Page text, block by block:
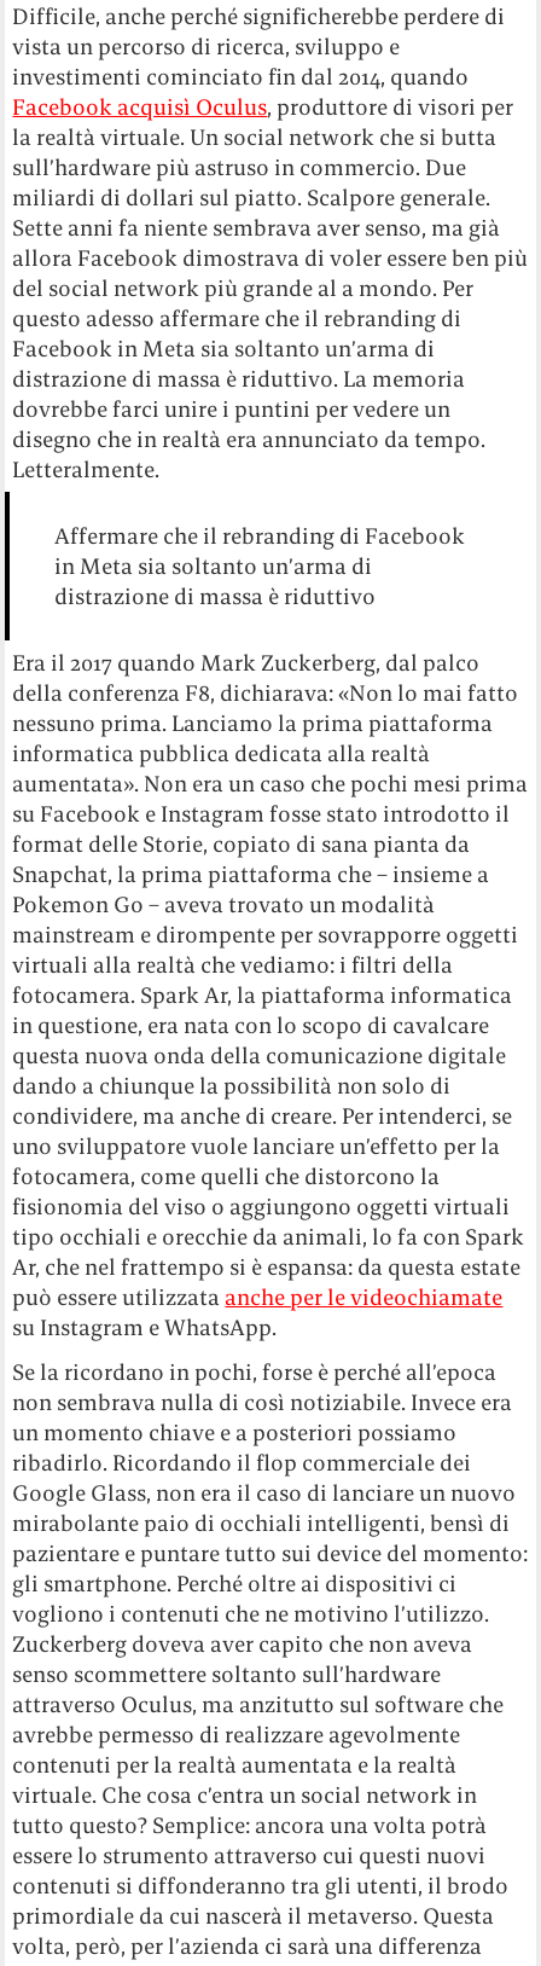
Difficile, anche perché significherebbe perdere di
vista un percorso di ricerca, sviluppo e
investimenti cominciato fin dal 2014, quando
Facebook acquisì Oculus, produttore di visori per
la realtà virtuale. Un social network che si butta
sull’hardware più astruso in commercio. Due
miliardi di dollari sul piatto. Scalpore generale.
Sette anni fa niente sembrava aver senso, ma già
allora Facebook dimostrava di voler essere ben più
del social network più grande al a mondo. Per
questo adesso affermare che il rebranding di
Facebook in Meta sia soltanto un’arma di
distrazione di massa è riduttivo. La memoria
dovrebbe farci unire i puntini per vedere un
disegno che in realtà era annunciato da tempo.
Letteralmente.
Affermare che il rebranding di Facebook
in Meta sia soltanto un’arma di
distrazione di massa è riduttivo
Era il 2017 quando Mark Zuckerberg, dal palco
della conferenza F8, dichiarava: «Non lo mai fatto
nessuno prima. Lanciamo la prima piattaforma
informatica pubblica dedicata alla realtà
aumentata». Non era un caso che pochi mesi prima
su Facebook e Instagram fosse stato introdotto il
format delle Storie, copiato di sana pianta da
Snapchat, la prima piattaforma che – insieme a
Pokemon Go – aveva trovato un modalità
mainstream e dirompente per sovrapporre oggetti
virtuali alla realtà che vediamo: i filtri della
fotocamera. Spark Ar, la piattaforma informatica
in questione, era nata con lo scopo di cavalcare
questa nuova onda della comunicazione digitale
dando a chiunque la possibilità non solo di
condividere, ma anche di creare. Per intenderci, se
uno sviluppatore vuole lanciare un’effetto per la
fotocamera, come quelli che distorcono la
fisionomia del viso o aggiungono oggetti virtuali
tipo occhiali e orecchie da animali, lo fa con Spark
Ar, che nel frattempo si è espansa: da questa estate
può essere utilizzata anche per le videochiamate
su Instagram e WhatsApp.
Se la ricordano in pochi, forse è perché all’epoca
non sembrava nulla di così notiziabile. Invece era
un momento chiave e a posteriori possiamo
ribadirlo. Ricordando il flop commerciale dei
Google Glass, non era il caso di lanciare un nuovo
mirabolante paio di occhiali intelligenti, bensì di
pazientare e puntare tutto sui device del momento:
gli smartphone. Perché oltre ai dispositivi ci
vogliono i contenuti che ne motivino l’utilizzo.
Zuckerberg doveva aver capito che non aveva
senso scommettere soltanto sull’hardware
attraverso Oculus, ma anzitutto sul software che
avrebbe permesso di realizzare agevolmente
contenuti per la realtà aumentata e la realtà
virtuale. Che cosa c’entra un social network in
tutto questo? Semplice: ancora una volta potrà
essere lo strumento attraverso cui questi nuovi
contenuti si diffonderanno tra gli utenti, il brodo
primordiale da cui nascerà il metaverso. Questa
volta, però, per l’azienda ci sarà una differenza